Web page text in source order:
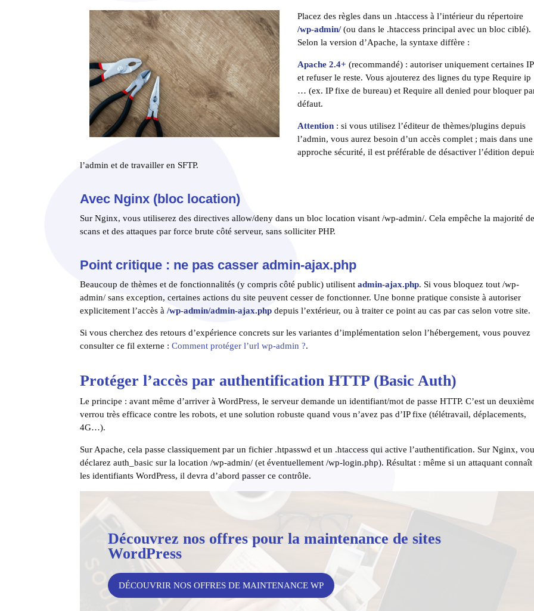
Placez des règles dans un .htaccess à l’intérieur du répertoire
/wp-admin/(ou dans le .htaccess principal avec un bloc ciblé).
Selon la version d’Apache, la syntaxe diffère :
Apache 2.4+ (recommandé) : autoriser uniquement certaines IP
et refuser le reste. Vous ajouterez des lignes du type Require ip
… (ex. IP fixe de bureau) et Require all denied pour bloquer
défaut.
Attention : si vous utilisez l’éditeur de thèmes/plugins depuis
l’admin, vous aurez besoin d’un accès complet ; mais dans une
approche sécurité, il est préférable de désactiver l’édition
l’admin et de travailler en SFTP.
Avec Nginx (bloc location)
Sur Nginx, vous utiliserez des directives allow/deny dans un bloc location visant /wp-admin/. Cela empêche la majorité
scans et des attaques par force brute côté serveur, sans solliciter PHP.
Point critique : ne pas casser admin-ajax.php
Beaucoup de thèmes et de fonctionnalités (y compris côté public) utilisentadmin-ajax.php. Si vous bloquez tout /wp-
admin/ sans exception, certaines actions du site peuvent cesser de fonctionner. Une bonne pratique consiste à autoriser
explicitement l’accès à/wp-admin/admin-ajax.php depuis l’extérieur, ou à traiter ce point au cas par cas selon votre site.
Si vous cherchez des retours d’expérience concrets sur les variantes d’implémentation selon l’hébergement, vous pouvez
consulter ce fil externe :Comment protéger l’url wp-admin ?.
Protéger l’accès par authentification HTTP (Basic Auth)
Le principe : avant même d’arriver à WordPress, le serveur demande un identifiant/mot de passe HTTP. C’est un
verrou très efficace contre les robots, et une solution robuste quand vous n’avez pas d’IP fixe (télétravail, déplacements,
4G…).
Sur Apache, cela passe classiquement par un fichier .htpasswd et un .htaccess qui active l’authentification. Sur Nginx,
déclarez auth_basic sur la location /wp-admin/ (et éventuellement /wp-login.php). Résultat : même si un attaquant connaît
les identifiants WordPress, il devra d’abord passer ce contrôle.
Découvrez nos offres pour la maintenance de sites
WordPress
DÉCOUVRIR NOS OFFRES DE MAINTENANCE WP